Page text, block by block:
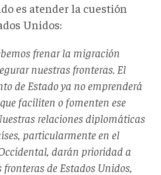
es atender la cuestión
Unidos:
frenar la migración
nuestras fronteras. El
de Estado ya no emprenderá
faciliten o fomenten ese
relaciones diplomáticas
particularmente en el
darán prioridad a
de Estados Unidos,